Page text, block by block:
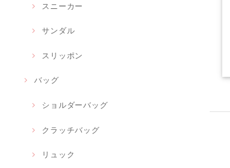
スニーカー
サンダル
スリッポン
バッグ
ショルダーバッグ
クラッチバッグ
リュック